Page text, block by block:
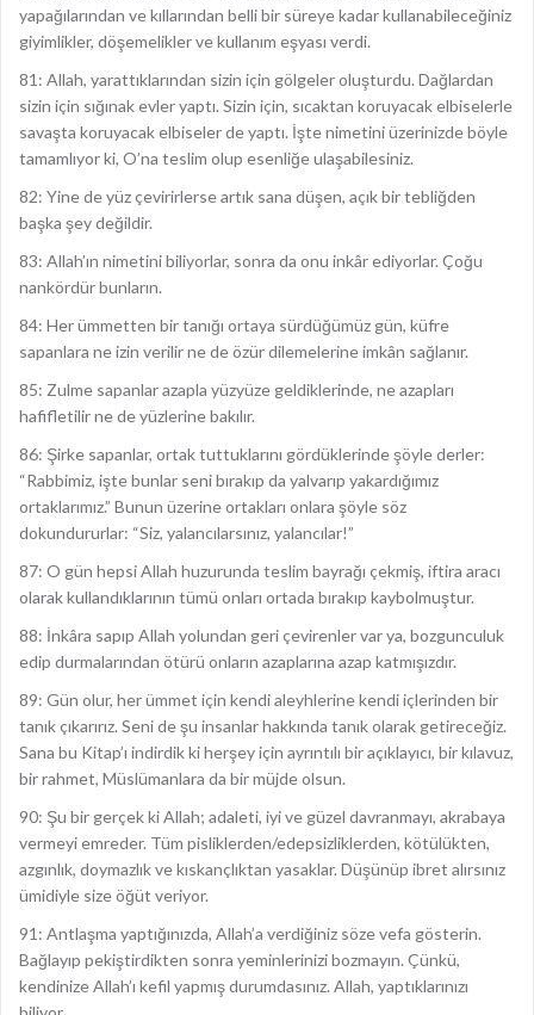
yapağılarından ve kıllarından belli bir süreye kadar kullanabileceğiniz
giyimlikler, döşemelikler ve kullanım eşyası verdi.
81: Allah, yarattıklarından sizin için gölgeler oluşturdu. Dağlardan
sizin için sığınak evler yaptı. Sizin için, sıcaktan koruyacak elbiselerle
savaşta koruyacak elbiseler de yaptı. İşte nimetini üzerinizde böyle
tamamlıyor ki, O’na teslim olup esenliğe ulaşabilesiniz.
82: Yine de yüz çevirirlerse artık sana düşen, açık bir tebliğden
başka şey değildir.
83: Allah’ın nimetini biliyorlar, sonra da onu inkâr ediyorlar. Çoğu
nankördür bunların.
84: Her ümmetten bir tanığı ortaya sürdüğümüz gün, küfre
sapanlara ne izin verilir ne de özür dilemelerine imkân sağlanır.
85: Zulme sapanlar azapla yüzyüze geldiklerinde, ne azapları
hafifletilir ne de yüzlerine bakılır.
86: Şirke sapanlar, ortak tuttuklarını gördüklerinde şöyle derler:
“Rabbimiz, işte bunlar seni bırakıp da yalvarıp yakardığımız
ortaklarımız.” Bunun üzerine ortakları onlara şöyle söz
dokundururlar: “Siz, yalancılarsınız, yalancılar!”
87: O gün hepsi Allah huzurunda teslim bayrağı çekmiş, iftira aracı
olarak kullandıklarının tümü onları ortada bırakıp kaybolmuştur.
88: İnkâra sapıp Allah yolundan geri çevirenler var ya, bozgunculuk
edip durmalarından ötürü onların azaplarına azap katmışızdır.
89: Gün olur, her ümmet için kendi aleyhlerine kendi içlerinden bir
tanık çıkarırız. Seni de şu insanlar hakkında tanık olarak getireceğiz.
Sana bu Kitap’ı indirdik ki herşey için ayrıntılı bir açıklayıcı, bir kılavuz,
bir rahmet, Müslümanlara da bir müjde olsun.
90: Şu bir gerçek ki Allah; adaleti, iyi ve güzel davranmayı, akrabaya
vermeyi emreder. Tüm pisliklerden/edepsizliklerden, kötülükten,
azgınlık, doymazlık ve kıskançlıktan yasaklar. Düşünüp ibret alırsınız
ümidiyle size öğüt veriyor.
91: Antlaşma yaptığınızda, Allah’a verdiğiniz söze vefa gösterin.
Bağlayıp pekiştirdikten sonra yeminlerinizi bozmayın. Çünkü,
kendinize Allah’ı kefil yapmış durumdasınız. Allah, yaptıklarınızı